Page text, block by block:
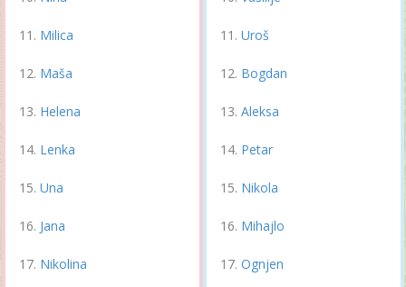
Milica
Maša
Helena
Lenka
Una
Jana
Nikolina
Uroš
Bogdan
Aleksa
Petar
Nikola
Mihajlo
Ognjen